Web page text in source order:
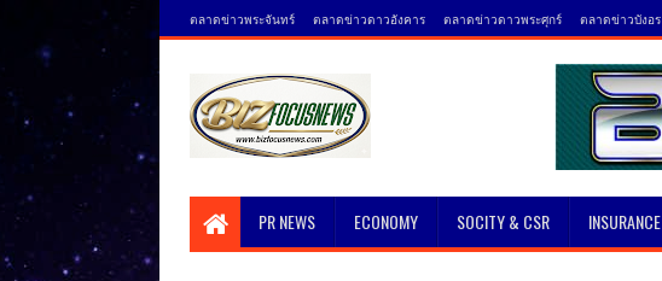
ตลาดข่าวพระจันทร์ ตลาดข่าวดาวอังคาร ตลาดข่าวดาวพระศุกร์ ตลาดข่าวบังอร
PR NEWS ECONOMY SOCITY & CSR INSURANCE